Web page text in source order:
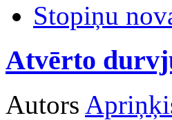
Stopiņu
Atvērto
Autors